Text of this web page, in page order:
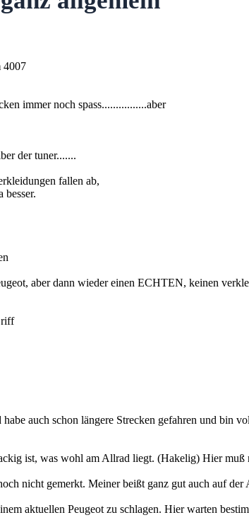
4007
immer noch spass................aber
der tuner.......
fallen ab,
aber dann wieder einen ECHTEN, keinen
auch schon längere Strecken gefahren und
ist, was wohl am Allrad liegt. (Hakelig) Hier muß
nicht gemerkt. Meiner beißt ganz gut auch auf der
aktuellen Peugeot zu schlagen. Hier warten